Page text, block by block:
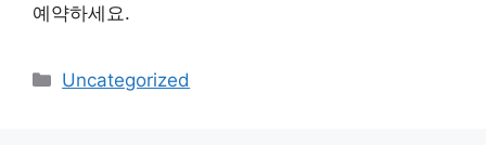
예약하세요.
카
Uncategorized